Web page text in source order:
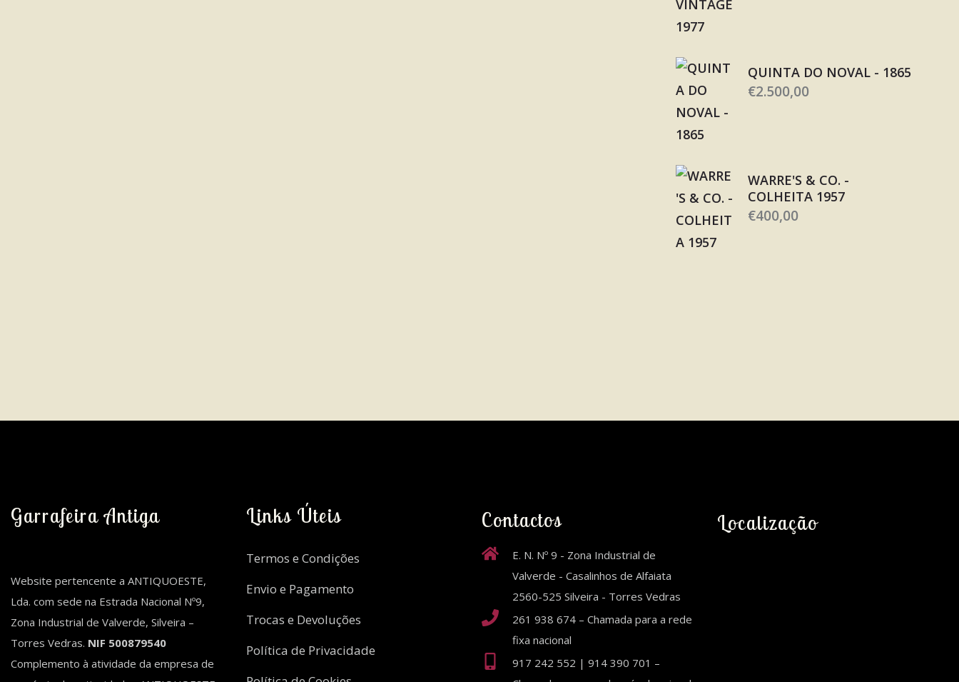
QUINTA DO NOVAL - 1865
€2.500,00
WARRE'S & CO. -
COLHEITA 1957
€400,00
Garrafeira Antiga
Website pertencente a ANTIQUOESTE,
Lda. com sede na Estrada Nacional Nº9,
Zona Industrial de Valverde, Silveira –
Torres Vedras. NIF 500879540
Complemento à atividade da empresa de
Links Úteis
Termos e Condições
Envio e Pagamento
Trocas e Devoluções
Política de Privacidade
Contactos
E. N. Nº 9 - Zona Industrial de
Valverde - Casalinhos de Alfaiata
2560-525 Silveira - Torres Vedras
261 938 674 – Chamada para a rede
fixa nacional
917 242 552 | 914 390 701 –
Localização